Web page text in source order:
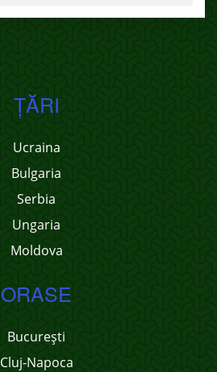
ŢĂRI
Ucraina
Bulgaria
Serbia
Ungaria
Moldova
ORASE
București
Cluj-Napoca